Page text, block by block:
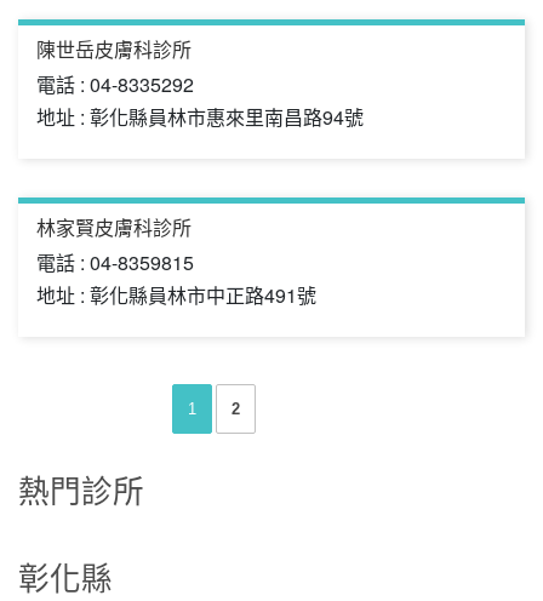
陳世岳皮膚科診所
電話 : 04-8335292
地址 : 彰化縣員林市惠來里南昌路94號
林家賢皮膚科診所
電話 : 04-8359815
地址 : 彰化縣員林市中正路491號
1 2
熱門診所
彰化縣